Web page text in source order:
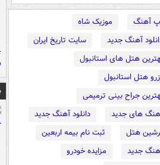
آهنگ
موزیک شاه
آهنگ جدید
سایت تاریخ ایران
هتل های استانبول
هتل استانبول
جراح بینی ترمیمی
های جدید
دانلود آهنگ جدید
هتل
ثبت نام بیمه اربعین
جدید
مزایده خودرو